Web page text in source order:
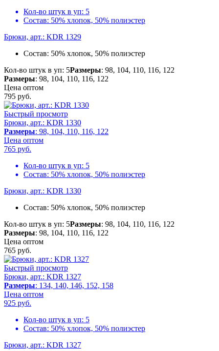
Кол-во штук в уп: 5
Состав: 50% хлопок, 50% полиэстер
Брюки, арт.: KDR 1329
Состав: 50% хлопок, 50% полиэстер
Кол-во штук в уп: 5Размеры: 98, 104, 110, 116, 122
Размеры: 98, 104, 110, 116, 122
Цена оптом
795 руб.
Быстрый просмотр
Брюки, арт.: KDR 1330
Размеры: 98, 104, 110, 116, 122
Цена оптом
765 руб.
Кол-во штук в уп: 5
Состав: 50% хлопок, 50% полиэстер
Брюки, арт.: KDR 1330
Состав: 50% хлопок, 50% полиэстер
Кол-во штук в уп: 5Размеры: 98, 104, 110, 116, 122
Размеры: 98, 104, 110, 116, 122
Цена оптом
765 руб.
Быстрый просмотр
Брюки, арт.: KDR 1327
Размеры: 134, 140, 146, 152, 158
Цена оптом
925 руб.
Кол-во штук в уп: 5
Состав: 50% хлопок, 50% полиэстер
Брюки, арт.: KDR 1327